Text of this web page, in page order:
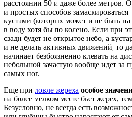
расстоянии 50 и даже более метров.
и простых способов замаскироваться
кустами (которых может и не быть на
в воду хотя бы по колено. Если при
сзади будет не открытое небо, а
и не делать активных движений, то
начинает безбоязненно клевать на
небольшой зачастую вообще идет за
самых ног.
Еще при ловле жереха особое
на более мелком месте бьет жерех,
Безусловно, не всегда есть